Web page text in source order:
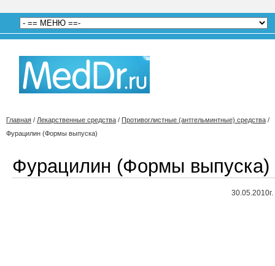
Главная / Лекарственные средства / Противоглистные (антгельминтные) средства /
Фурацилин (Формы выпуска)
Фурацилин (Формы выпуска)
30.05.2010г.